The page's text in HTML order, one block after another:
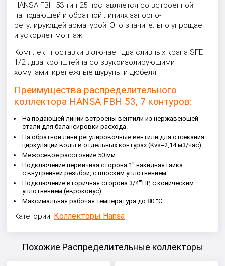
HANSA FBH 53 тип 25 поставляется со встроенной
на подающей и обратной линиях запорно-
регулирующей арматурой. Это значительно упрощает
и ускоряет монтаж.
Комплект поставки включает два сливных крана SFE
1/2"; два кронштейна со звукоизолирующими
хомутами; крепежные шурупы и дюбеля.
Преимущества распределительного
коллектора HANSA FBH 53, 7 контуров:
На подающей линии встроены вентили из нержавеющей
стали для балансировки расхода.
На обратной лини регулировочные вентили для отсекания
циркуляции воды в отдельных контурах (Kvs=2,14 м3/час).
Межосевое расстояние 50 мм.
Подключение первичная сторона 1" накидная гайка
с внутренней резьбой, с плоским уплотнением.
Подключение вторичная сторона 3/4"’НР, с коническим
уплотнением (евроконус).
Maксимальная рабочая температура до 80 °C.
Категории: Коллекторы Hansa
Похожие Распределительные коллекторы